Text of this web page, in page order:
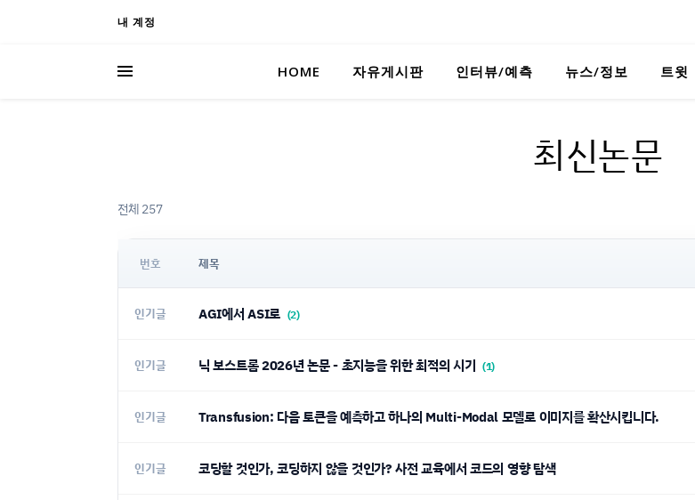
내 계정
HOME 자유게시판 인터뷰/예측 뉴스/정보 트윗
최신논문
전체 257
번호 제목
인기글 AGI에서 ASI로 (2)
인기글 닉 보스트롬 2026년 논문 - 초지능을 위한 최적의 시기 (1)
인기글 Transfusion: 다음 토큰을 예측하고 하나의 Multi-Modal 모델로 이미지를 확산시킵니다.
인기글 코딩할 것인가, 코딩하지 않을 것인가? 사전 교육에서 코드의 영향 탐색